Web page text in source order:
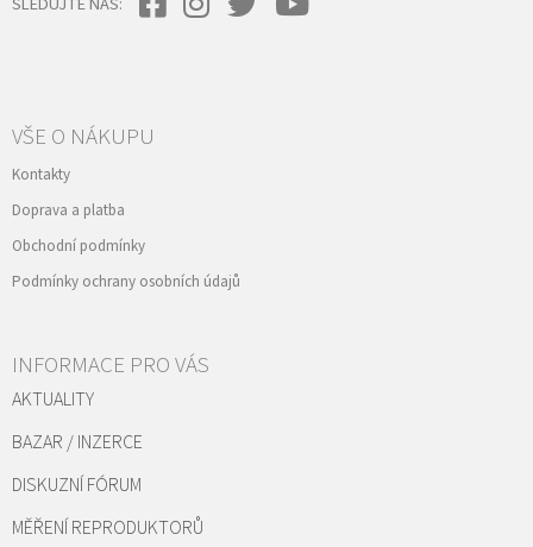
VŠE O NÁKUPU
Kontakty
Doprava a platba
Obchodní podmínky
Podmínky ochrany osobních údajů
INFORMACE PRO VÁS
AKTUALITY
BAZAR / INZERCE
DISKUZNÍ FÓRUM
MĚŘENÍ REPRODUKTORŮ